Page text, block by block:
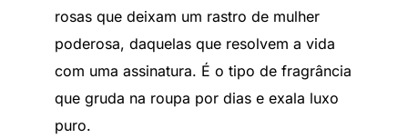
rosas que deixam um rastro de mulher
poderosa, daquelas que resolvem a vida
com uma assinatura. É o tipo de fragrância
que gruda na roupa por dias e exala luxo
puro.